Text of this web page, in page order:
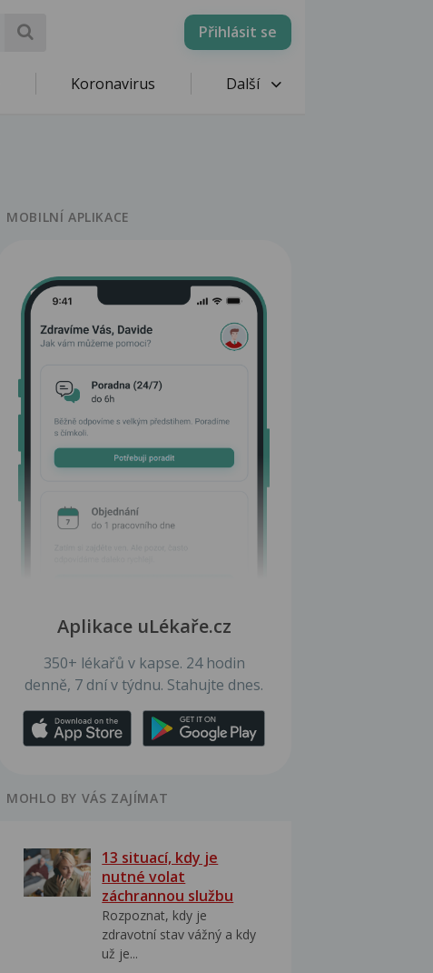
Přihlásit se
Koronavirus Další
MOBILNÍ APLIKACE
Aplikace uLékaře.cz
350+ lékařů v kapse. 24 hodin
denně, 7 dní v týdnu. Stahujte dnes.
MOHLO BY VÁS ZAJÍMAT
13 situací, kdy je
nutné volat
záchrannou službu
Rozpoznat, kdy je
zdravotní stav vážný a kdy
už je...